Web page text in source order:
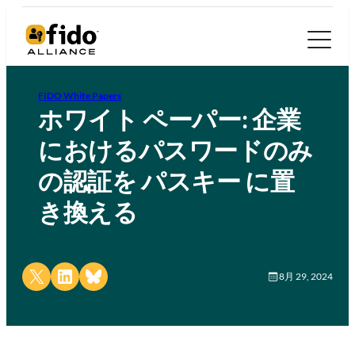
FIDO White Papers
ホワイト ペーパー: 企業
におけるパスワードのみ
の認証を パスキー に置
き換える
Share on X Share on LinkedIn
Share on Bluesky 8月 29, 2024